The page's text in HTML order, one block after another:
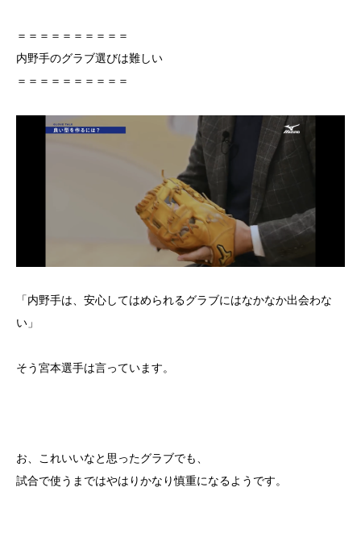
＝＝＝＝＝＝＝＝＝＝
内野手のグラブ選びは難しい
＝＝＝＝＝＝＝＝＝＝
「内野手は、安心してはめられるグラブにはなかなか出会わな
い」
そう宮本選手は言っています。
お、これいいなと思ったグラブでも、
試合で使うまではやはりかなり慎重になるようです。